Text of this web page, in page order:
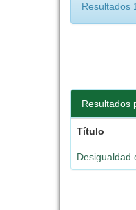
Resultados
Resultados
Título
Desigualdad